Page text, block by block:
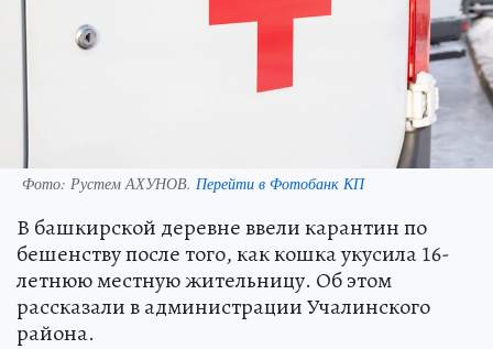
Фото: Рустем АХУНОВ. Перейти в Фотобанк КП
В башкирской деревне ввели карантин по
бешенству после того, как кошка укусила 16-
летнюю местную жительницу. Об этом
рассказали в администрации Учалинского
района.